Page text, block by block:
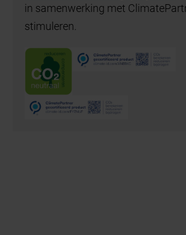
in samenwerking met
stimuleren.